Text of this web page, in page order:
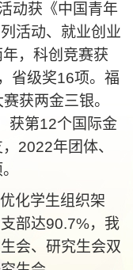
动获《中国青年
活动、就业创业
，科创竞赛获
省级奖16项。福
获两金三银。
获第12个国际金
2022年团体、
化学生组织架
部达90.7%，我
会、研究生会双